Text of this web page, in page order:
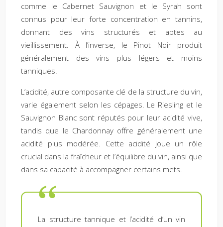
comme le Cabernet Sauvignon et le Syrah sont
connus pour leur forte concentration en tannins,
donnant des vins structurés et aptes au
vieillissement. À l’inverse, le Pinot Noir produit
généralement des vins plus légers et moins
tanniques.
L’acidité, autre composante clé de la structure du vin,
varie également selon les cépages. Le Riesling et le
Sauvignon Blanc sont réputés pour leur acidité vive,
tandis que le Chardonnay offre généralement une
acidité plus modérée. Cette acidité joue un rôle
crucial dans la fraîcheur et l’équilibre du vin, ainsi que
dans sa capacité à accompagner certains mets.
La structure tannique et l’acidité d’un vin